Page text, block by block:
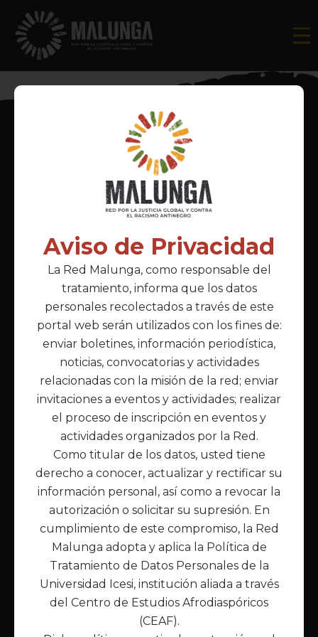
Inscríbete al boletín informativo
Acepto lapolítica de privacidad
Enlaces Principales
Inicio
Acerca de Malunga
Nuestra misión
Quiénes somos
Enlaces de interés
Publicaciones
Noticias
Contáctanos
Política de Tratamiento de Datos
Aviso de Privacidad
La Red Malunga, como responsable del
tratamiento, informa que los datos
personales recolectados a través de este
portal web serán utilizados con los fines de:
enviar boletines, información periodística,
noticias, convocatorias y actividades
relacionadas con la misión de la red; enviar
invitaciones a eventos y actividades; realizar
el proceso de inscripción en eventos y
actividades organizados por la Red.
Como titular de los datos, usted tiene
derecho a conocer, actualizar y rectificar su
información personal, así como a revocar la
autorización o solicitar su supresión. En
cumplimiento de este compromiso, la Red
Malunga adopta y aplica la Política de
Tratamiento de Datos Personales de la
Universidad Icesi, institución aliada a través
del Centro de Estudios Afrodiaspóricos
(CEAF).